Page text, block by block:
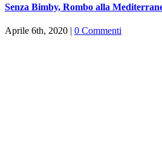
Senza Bimby, Rombo alla
Aprile 6th, 2020 | 0 Commenti